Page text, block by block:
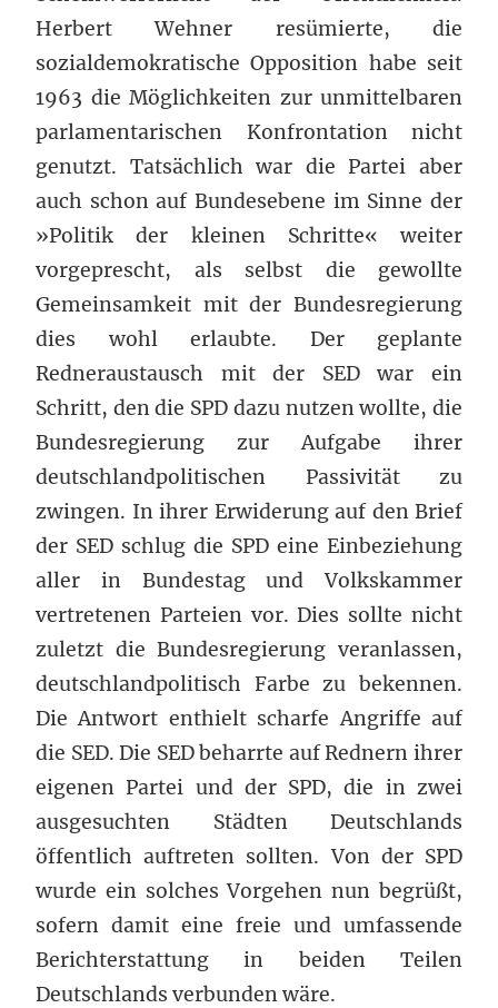
Herbert Wehner resümierte, die
sozialdemokratische Opposition habe seit
1963 die Möglichkeiten zur unmittelbaren
parlamentarischen Konfrontation nicht
genutzt. Tatsächlich war die Partei aber
auch schon auf Bundesebene im Sinne der
»Politik der kleinen Schritte« weiter
vorgeprescht, als selbst die gewollte
Gemeinsamkeit mit der Bundesregierung
dies wohl erlaubte. Der geplante
Redneraustausch mit der SED war ein
Schritt, den die SPD dazu nutzen wollte, die
Bundesregierung zur Aufgabe ihrer
deutschlandpolitischen Passivität zu
zwingen. In ihrer Erwiderung auf den Brief
der SED schlug die SPD eine Einbeziehung
aller in Bundestag und Volkskammer
vertretenen Parteien vor. Dies sollte nicht
zuletzt die Bundesregierung veranlassen,
deutschlandpolitisch Farbe zu bekennen.
Die Antwort enthielt scharfe Angriffe auf
die SED. Die SED beharrte auf Rednern ihrer
eigenen Partei und der SPD, die in zwei
ausgesuchten Städten Deutschlands
öffentlich auftreten sollten. Von der SPD
wurde ein solches Vorgehen nun begrüßt,
sofern damit eine freie und umfassende
Berichterstattung in beiden Teilen
Deutschlands verbunden wäre.